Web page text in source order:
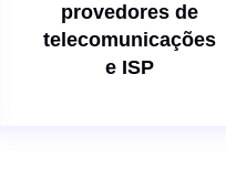
provedores de
telecomunicações
e ISP